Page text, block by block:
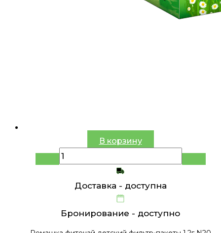
В корзину
Доставка - доступна
Бронирование - доступно